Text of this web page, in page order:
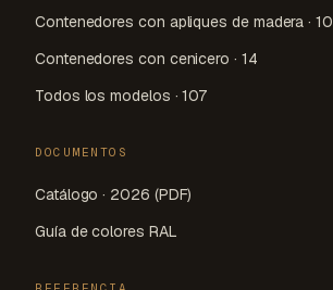
Contenedores con apliques de madera · 10
Contenedores con cenicero · 14
Todos los modelos · 107
DOCUMENTOS
Catálogo · 2026 (PDF)
Guía de colores RAL